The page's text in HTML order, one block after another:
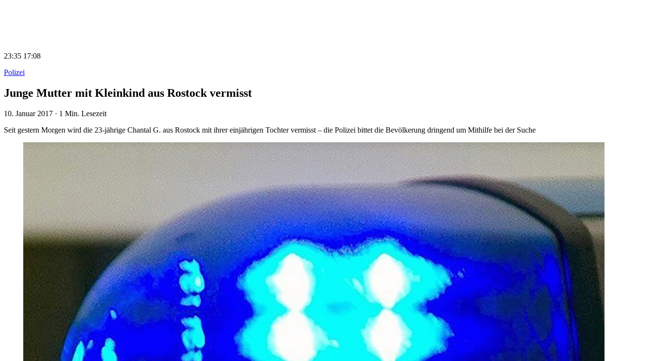
23:35 17:08
Polizei
Junge Mutter mit Kleinkind aus Rostock vermisst
10. Januar 2017 · 1 Min. Lesezeit
Seit gestern Morgen wird die 23-jährige Chantal G. aus Rostock mit ihrer einjährigen Tochter vermisst – die Polizei bittet die Bevölkerung dringend um Mithilfe bei der Suche